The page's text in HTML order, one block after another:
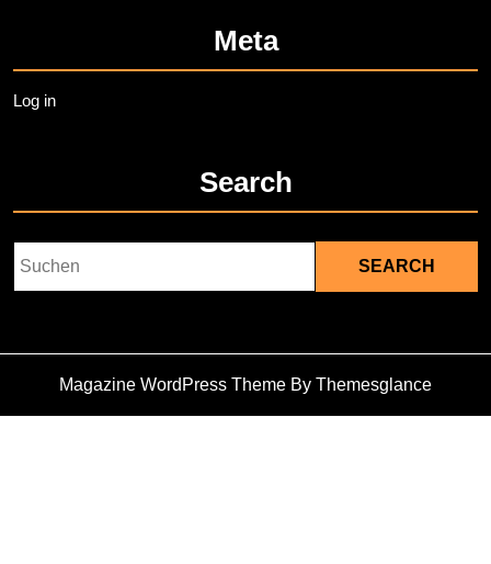
Meta
Log in
Search
Magazine WordPress Theme By Themesglance